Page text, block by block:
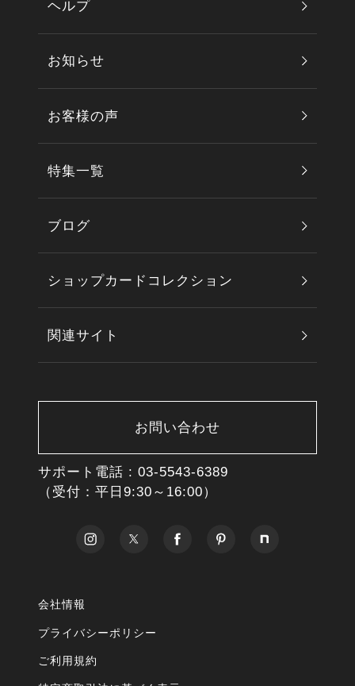
ヘルプ
お知らせ
お客様の声
特集一覧
ブログ
ショップカードコレクション
関連サイト
お問い合わせ
サポート電話 : 03-5543-6389
（受付：平日9:30～16:00）
会社情報
プライバシーポリシー
ご利用規約